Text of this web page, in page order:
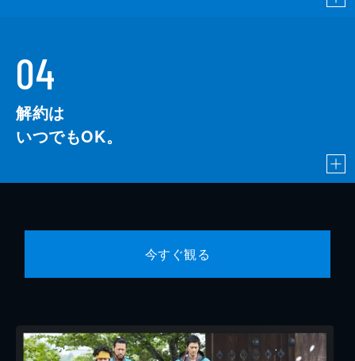
04
解約は
いつでもOK。
今すぐ観る